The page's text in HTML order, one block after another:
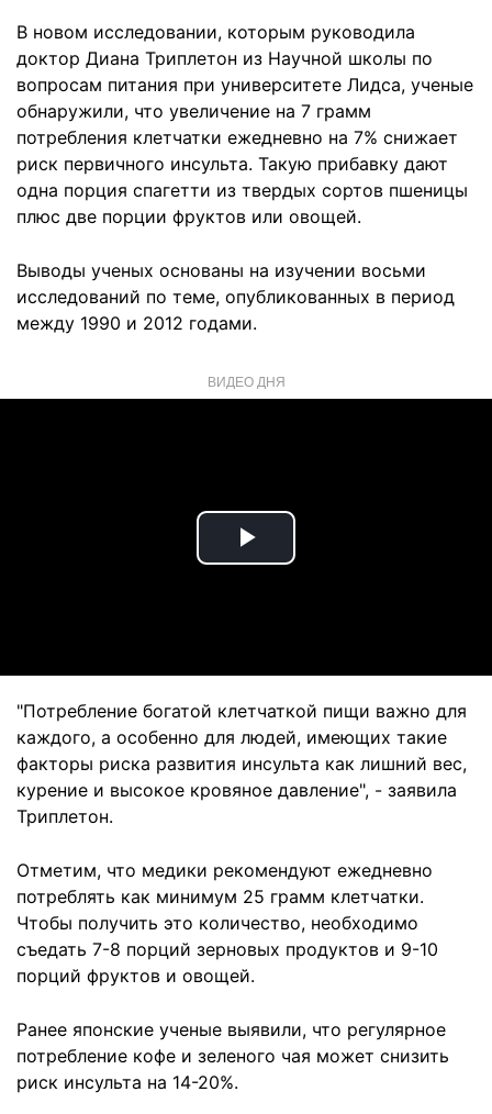
В новом исследовании, которым руководила
доктор Диана Триплетон из Научной школы по
вопросам питания при университете Лидса, ученые
обнаружили, что увеличение на 7 грамм
потребления клетчатки ежедневно на 7% снижает
риск первичного инсульта. Такую прибавку дают
одна порция спагетти из твердых сортов пшеницы
плюс две порции фруктов или овощей.
Выводы ученых основаны на изучении восьми
исследований по теме, опубликованных в период
между 1990 и 2012 годами.
ВИДЕО ДНЯ
Play
"Потребление богатой клетчаткой пищи важно для
каждого, а особенно для людей, имеющих такие
факторы риска развития инсульта как лишний вес,
курение и высокое кровяное давление", - заявила
Триплетон.
Отметим, что медики рекомендуют ежедневно
потреблять как минимум 25 грамм клетчатки.
Чтобы получить это количество, необходимо
съедать 7-8 порций зерновых продуктов и 9-10
порций фруктов и овощей.
Ранее японские ученые выявили, что регулярное
потребление кофе и зеленого чая может снизить
риск инсульта на 14-20%.